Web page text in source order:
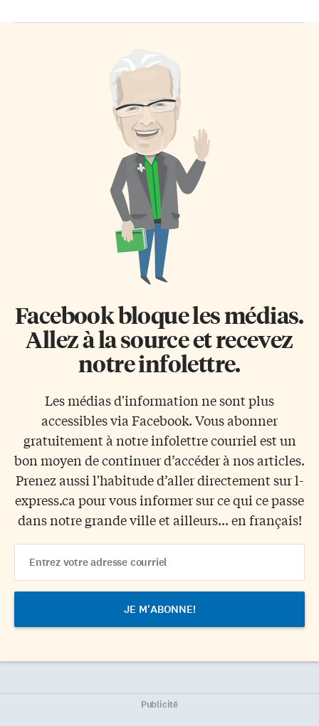
Facebook bloque les médias.
Allez à la source et recevez
notre infolettre.
Les médias d'information ne sont plus
accessibles via Facebook. Vous abonner
gratuitement à notre infolettre courriel est un
bon moyen de continuer d’accéder à nos articles.
Prenez aussi l'habitude d’aller directement sur l-
express.ca pour vous informer sur ce qui ce passe
dans notre grande ville et ailleurs... en français!
Address
Publicité